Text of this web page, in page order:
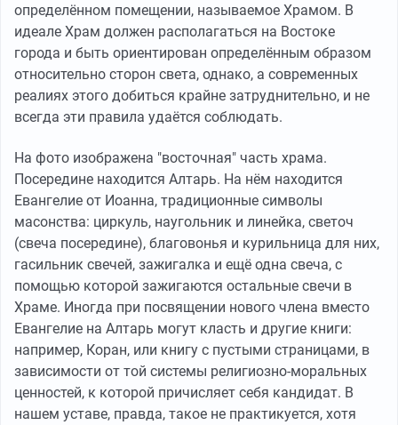
определённом помещении, называемое Храмом. В
идеале Храм должен располагаться на Востоке
города и быть ориентирован определённым образом
относительно сторон света, однако, а современных
реалиях этого добиться крайне затруднительно, и не
всегда эти правила удаётся соблюдать.
На фото изображена "восточная" часть храма.
Посередине находится Алтарь. На нём находится
Евангелие от Иоанна, традиционные символы
масонства: циркуль, наугольник и линейка, светоч
(свеча посередине), благовонья и курильница для них,
гасильник свечей, зажигалка и ещё одна свеча, с
помощью которой зажигаются остальные свечи в
Храме. Иногда при посвящении нового члена вместо
Евангелие на Алтарь могут класть и другие книги:
например, Коран, или книгу с пустыми страницами, в
зависимости от той системы религиозно-моральных
ценностей, к которой причисляет себя кандидат. В
нашем уставе, правда, такое не практикуется, хотя